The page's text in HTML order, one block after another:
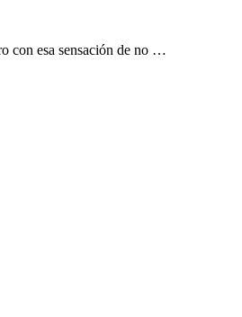
con esa sensación de no …